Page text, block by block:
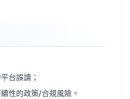
台誤讀；
性的政策/合規風險。